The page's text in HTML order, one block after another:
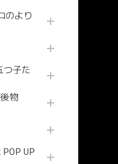
のより
つ子た
物
UP